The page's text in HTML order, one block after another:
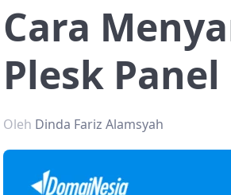
Cara
Plesk
Oleh Dinda Fariz Alamsyah